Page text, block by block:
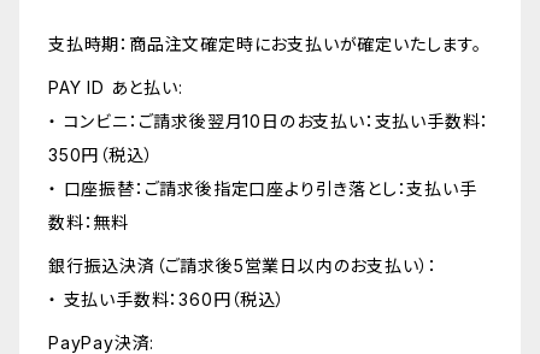
支払時期：商品注文確定時にお支払いが確定いたします。
PAY ID あと払い:
・ コンビニ：ご請求後翌月10日のお支払い：支払い手数料：
350円（税込）
・ 口座振替：ご請求後指定口座より引き落とし：支払い手
数料：無料
銀行振込決済（ご請求後5営業日以内のお支払い）：
・ 支払い手数料：360円（税込）
PayPay決済: